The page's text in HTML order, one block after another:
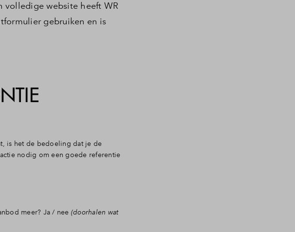
Call to action
volledige website heeft WR
gebruiken en is
is het de bedoeling dat je de
nodig om een goede referentie
meer? Ja / nee (doorhalen wat